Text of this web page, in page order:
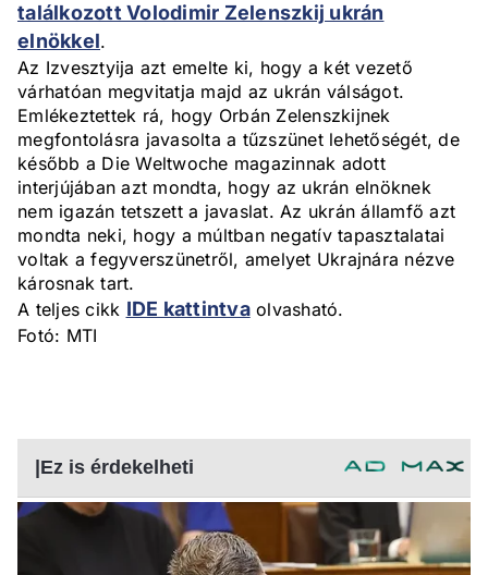
találkozott Volodimir Zelenszkij ukrán
elnökkel.
Az Izvesztyija azt emelte ki, hogy a két vezető
várhatóan megvitatja majd az ukrán válságot.
Emlékeztettek rá, hogy Orbán Zelenszkijnek
megfontolásra javasolta a tűzszünet lehetőségét, de
később a Die Weltwoche magazinnak adott
interjújában azt mondta, hogy az ukrán elnöknek
nem igazán tetszett a javaslat. Az ukrán államfő azt
mondta neki, hogy a múltban negatív tapasztalatai
voltak a fegyverszünetről, amelyet Ukrajnára nézve
károsnak tart.
A teljes cikk IDE kattintvaolvasható.
Fotó: MTI